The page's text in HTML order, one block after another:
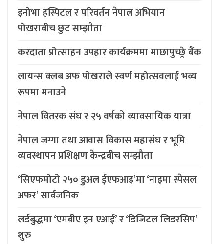
इनोभा हस्पिटल र परिवर्तन नेपाल अभियान
पोखराबीच छुट सम्झौता
करदाता प्रोत्साहन उपहार कार्यक्रममा माछापुच्छ्र्रे बैंक
लायन्स क्लब अफ पोखराले स्वर्ण महोत्सवलाई भव्य
रूपमा मनाउने
नेपाल वितरक संघ र २५ वर्षको व्यावसायिक यात्रा
नेपाल जग्गा तथा आवास विकास महासंघ र भूमि
व्यवस्थापन प्रशिक्षण केन्द्रबीच सम्झौता
‘सिएफमोटो २५० डुअल ईएफआइ’मा ‘नाइमा स्पेसल
अफर’ सार्वजनिक
लर्डबुद्धमा ‘एमबीए इन एआई’ र ‘डिजिटल लिडरसिप’
शुरु